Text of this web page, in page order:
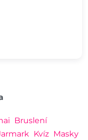
Bruslení
Kvíz Masky